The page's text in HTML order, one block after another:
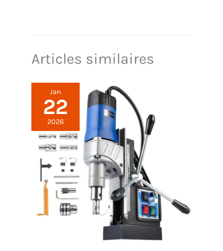
Articles similaires
Jan
22
2026